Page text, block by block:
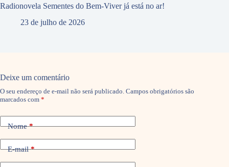
Radionovela Sementes do Bem-Viver já está no ar!
23 de julho de 2026
Deixe um comentário
O seu endereço de e-mail não será publicado. Campos obrigatórios são
marcados com *
Nome*
E-mail*